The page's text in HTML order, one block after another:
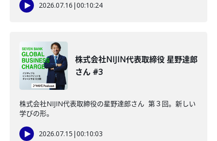
2026.07.16 |00:10:24
株式会社NIJIN代表取締役 星野達郎
さん #3
株式会社NIJIN代表取締役の星野達郎さん 第３回。新しい
学びの形。
2026.07.15 |00:10:03